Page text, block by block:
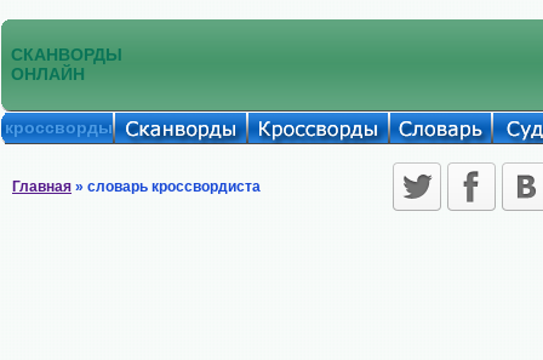
СКАНВОРДЫ
ОНЛАЙН
кроссворды
Главная » словарь кроссвордиста